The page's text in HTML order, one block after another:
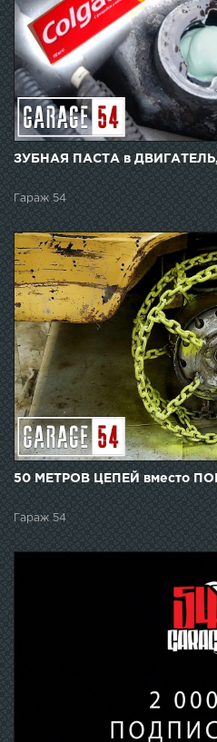
ЗУБНАЯ ПАСТА в ДВИГАТЕЛЬ,
Гараж 54
50 МЕТРОВ ЦЕПЕЙ вместо
Гараж 54